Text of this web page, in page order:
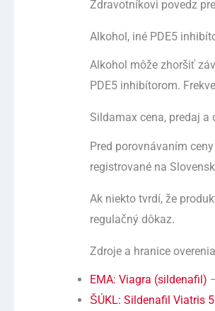
Zdravotníkovi povedz
Alkohol, iné PDE5
Alkohol môže zhoršiť
PDE5 inhibítorom.
Sildamax cena, predaj a
Pred porovnávaním
registrované na
Ak niekto tvrdí, že
regulačný dôkaz.
Zdroje a hranice overenia
EMA: Viagra (sildenafil)
ŠÚKL: Sildenafil Viatris